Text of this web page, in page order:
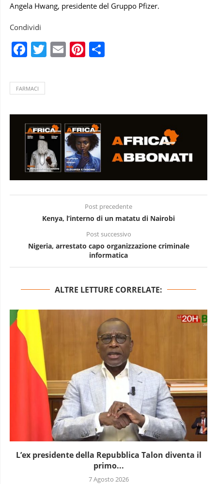
Angela Hwang, presidente del Gruppo Pfizer.
Condividi
Facebook
Twitter
EmailPinterest
FARMACI
Post precedente
Kenya, l’interno di un matatu di Nairobi
Post successivo
Nigeria, arrestato capo organizzazione criminale
informatica
ALTRE LETTURE CORRELATE:
L’ex presidente della Repubblica Talon diventa il
primo...
7 Agosto 2026